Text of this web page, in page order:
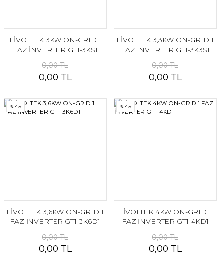
LİVOLTEK 3KW ON-GRID 1
FAZ İNVERTER GT1-3KS1
0,00 TL
0,00 TL
LİVOLTEK 3,3KW ON-GRID 1
FAZ İNVERTER GT1-3K3S1
0,00 TL
0,00 TL
%45
LİVOLTEK 3,6KW ON-GRID 1
FAZ İNVERTER GT1-3K6D1
0,00 TL
0,00 TL
%45
LİVOLTEK 4KW ON-GRID 1
FAZ İNVERTER GT1-4KD1
0,00 TL
0,00 TL